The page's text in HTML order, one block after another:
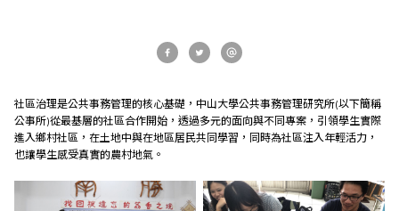
教育發展
研究成果
社區治理是公共事務管理的核心基礎，中山大學公共事務管理研究所(以下簡稱
公事所)從最基層的社區合作開始，透過多元的面向與不同專案，引領學生實際
進入鄉村社區，在土地中與在地區居民共同學習，同時為社區注入年輕活力，
也讓學生感受真實的農村地氣。